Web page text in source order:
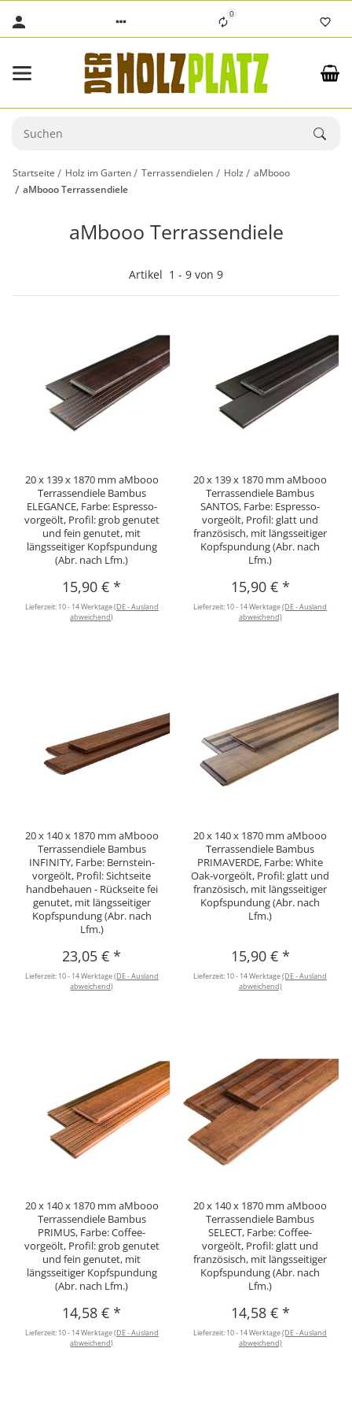
0
Startseite Holz im Garten Terrassendielen Holz
aMbooo
aMbooo Terrassendiele
aMbooo Terrassendiele
Artikel 1 - 9 von 9
20 x 139 x 1870 mm aMbooo
Terrassendiele Bambus
ELEGANCE, Farbe: Espresso-
vorgeölt, Profil: grob genutet
und fein genutet, mit
längsseitiger Kopfspundung
(Abr. nach Lfm.)
15,90 €*
Lieferzeit: 10 - 14 Werktage(DE - Ausland
abweichend)
20 x 139 x 1870 mm aMbooo
Terrassendiele Bambus
SANTOS, Farbe: Espresso-
vorgeölt, Profil: glatt und
französisch, mit längsseitiger
Kopfspundung (Abr. nach
Lfm.)
15,90 € *
Lieferzeit: 10 - 14 Werktage(DE - Ausland
abweichend)
20 x 140 x 1870 mm aMbooo
Terrassendiele Bambus
INFINITY, Farbe: Bernstein-
vorgeölt, Profil: Sichtseite
handbehauen - Rückseite fei
genutet, mit längsseitiger
Kopfspundung (Abr. nach
Lfm.)
23,05 €*
Lieferzeit: 10 - 14 Werktage(DE - Ausland
abweichend)
20 x 140 x 1870 mm aMbooo
Terrassendiele Bambus
PRIMAVERDE, Farbe: White
Oak-vorgeölt, Profil: glatt und
französisch, mit längsseitiger
Kopfspundung (Abr. nach
Lfm.)
15,90 € *
Lieferzeit: 10 - 14 Werktage(DE - Ausland
abweichend)
20 x 140 x 1870 mm aMbooo
Terrassendiele Bambus
PRIMUS, Farbe: Coffee-
vorgeölt, Profil: grob genutet
und fein genutet, mit
längsseitiger Kopfspundung
(Abr. nach Lfm.)
14,58 €*
Lieferzeit: 10 - 14 Werktage(DE - Ausland
abweichend)
20 x 140 x 1870 mm aMbooo
Terrassendiele Bambus
SELECT, Farbe: Coffee-
vorgeölt, Profil: glatt und
französisch, mit längsseitiger
Kopfspundung (Abr. nach
Lfm.)
14,58 € *
Lieferzeit: 10 - 14 Werktage(DE - Ausland
abweichend)